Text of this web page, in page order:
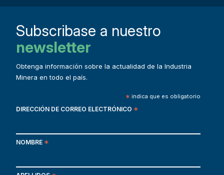
Subscribase a nuestro
newsletter
Obtenga información sobre la actualidad de la Industria
Minera en todo el país.
* indica que es obligatorio
DIRECCIÓN DE CORREO ELECTRÓNICO *
NOMBRE *